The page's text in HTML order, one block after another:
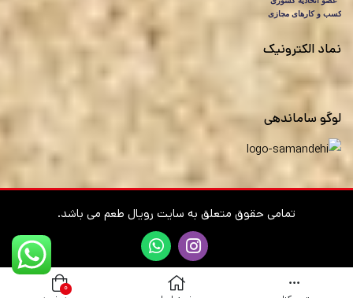
نماد الکترونیک
لوگو ساماندهی
تمامی حقوق متعلق به سایت رویال طعم می باشد.
۰